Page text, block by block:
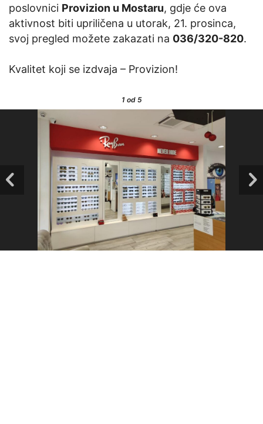
poslovnici Provizion u Mostaru, gdje će ova
aktivnost biti upriličena u utorak, 21. prosinca,
svoj pregled možete zakazati na 036/320-820.
Kvalitet koji se izdvaja – Provizion!
1od 5